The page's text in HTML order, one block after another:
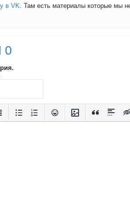
в VK. Там есть материалы которые мы
0